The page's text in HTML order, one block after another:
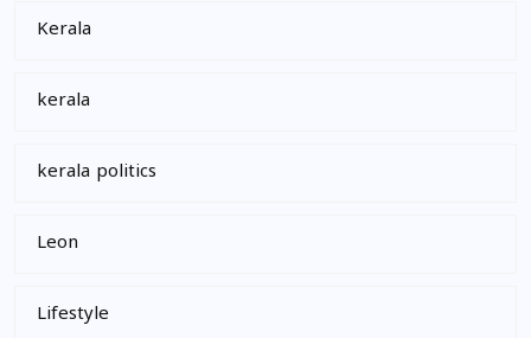
Kerala
kerala
kerala politics
Leon
Lifestyle